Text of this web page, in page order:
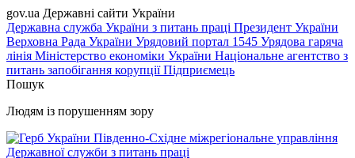
gov.ua Державні сайти України
Державна служба України з питань праці Президент України
Верховна Рада України Урядовий портал 1545 Урядова гаряча
лінія Міністерство економіки України Національне агентство з
питань запобігання корупціїПідприємець
Пошук
Людям із порушенням зору
Південно-Східне міжрегіональне управління
Державної служби з питань праці